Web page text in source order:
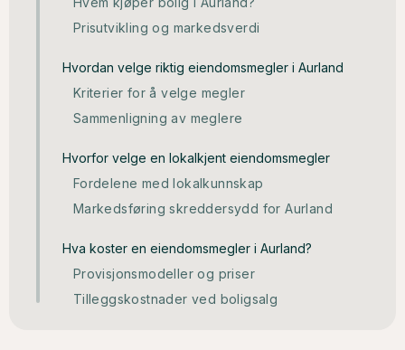
Prisutvikling og markedsverdi
Hvordan velge riktig eiendomsmegler i Aurland
Kriterier for å velge megler
Sammenligning av meglere
Hvorfor velge en lokalkjent eiendomsmegler
Fordelene med lokalkunnskap
Markedsføring skreddersydd for Aurland
Hva koster en eiendomsmegler i Aurland?
Provisjonsmodeller og priser
Tilleggskostnader ved boligsalg